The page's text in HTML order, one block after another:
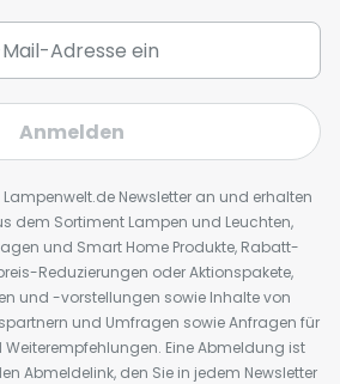
Anmelden
Newsletter an und erhalten
dem Sortiment Lampen und Leuchten,
und Smart Home Produkte, Rabatt-
Reduzierungen oder Aktionspakete,
und -vorstellungen sowie Inhalte von
und Umfragen sowie Anfragen für
Eine Abmeldung ist
Abmeldelink, den Sie in jedem Newsletter